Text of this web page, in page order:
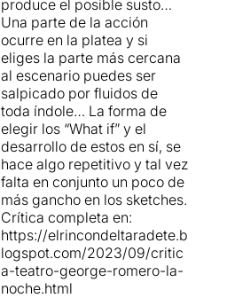
produce el posible susto…
Una parte de la acción
ocurre en la platea y si
eliges la parte más cercana
al escenario puedes ser
salpicado por fluidos de
toda índole… La forma de
elegir los “What if” y el
desarrollo de estos en sí, se
hace algo repetitivo y tal vez
falta en conjunto un poco de
más gancho en los sketches.
Crítica completa en:
https://elrincondeltaradete.b
logspot.com/2023/09/critic
a-teatro-george-romero-la-
noche.html